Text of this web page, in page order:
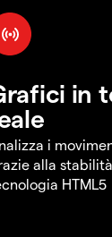
in
i
alla
HTML5